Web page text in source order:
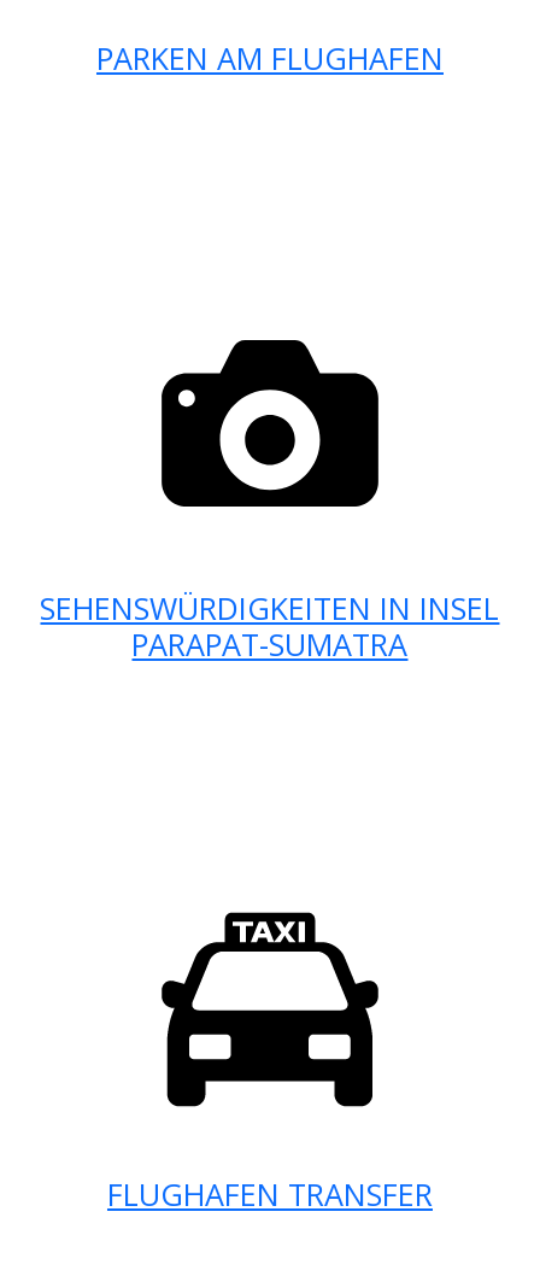
PARKEN AM FLUGHAFEN
SEHENSWÜRDIGKEITEN IN INSEL
PARAPAT-SUMATRA
FLUGHAFEN TRANSFER